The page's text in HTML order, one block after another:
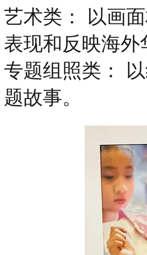
艺术类： 以画
表现和反映海
专题组照类：
题故事。